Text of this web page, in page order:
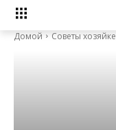
Домой Советы хозяйке